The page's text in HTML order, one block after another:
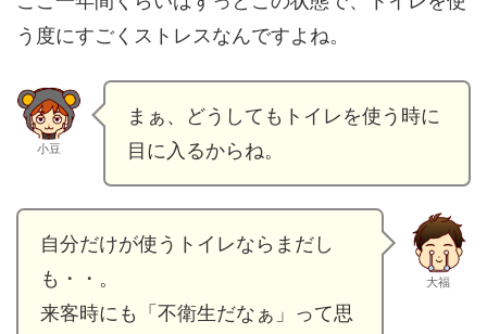
う度にすごくストレスなんですよね。
小豆
まぁ、どうしてもトイレを使う時に
目に入るからね。
自分だけが使うトイレならまだし
も・・。
来客時にも「不衛生だなぁ」って思
大福